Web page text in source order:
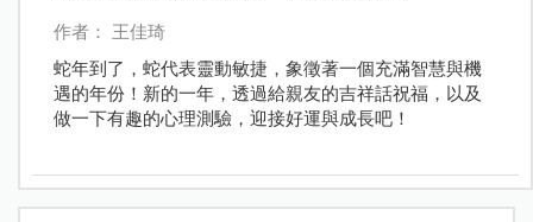
作者： 王佳琦
蛇年到了，蛇代表靈動敏捷，象徵著一個充滿智慧與機
遇的年份！新的一年，透過給親友的吉祥話祝福，以及
做一下有趣的心理測驗，迎接好運與成長吧！